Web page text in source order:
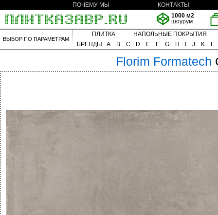
ПОЧЕМУ МЫ
КОНТАКТЫ
1000 м2
шоурум
ВЫБОР ПО ПАРАМЕТРАМ
ПЛИТКА
НАПОЛЬНЫЕ ПОКРЫТИЯ
БРЕНДЫ: A B C D E F G H J K L
Florim Formatech